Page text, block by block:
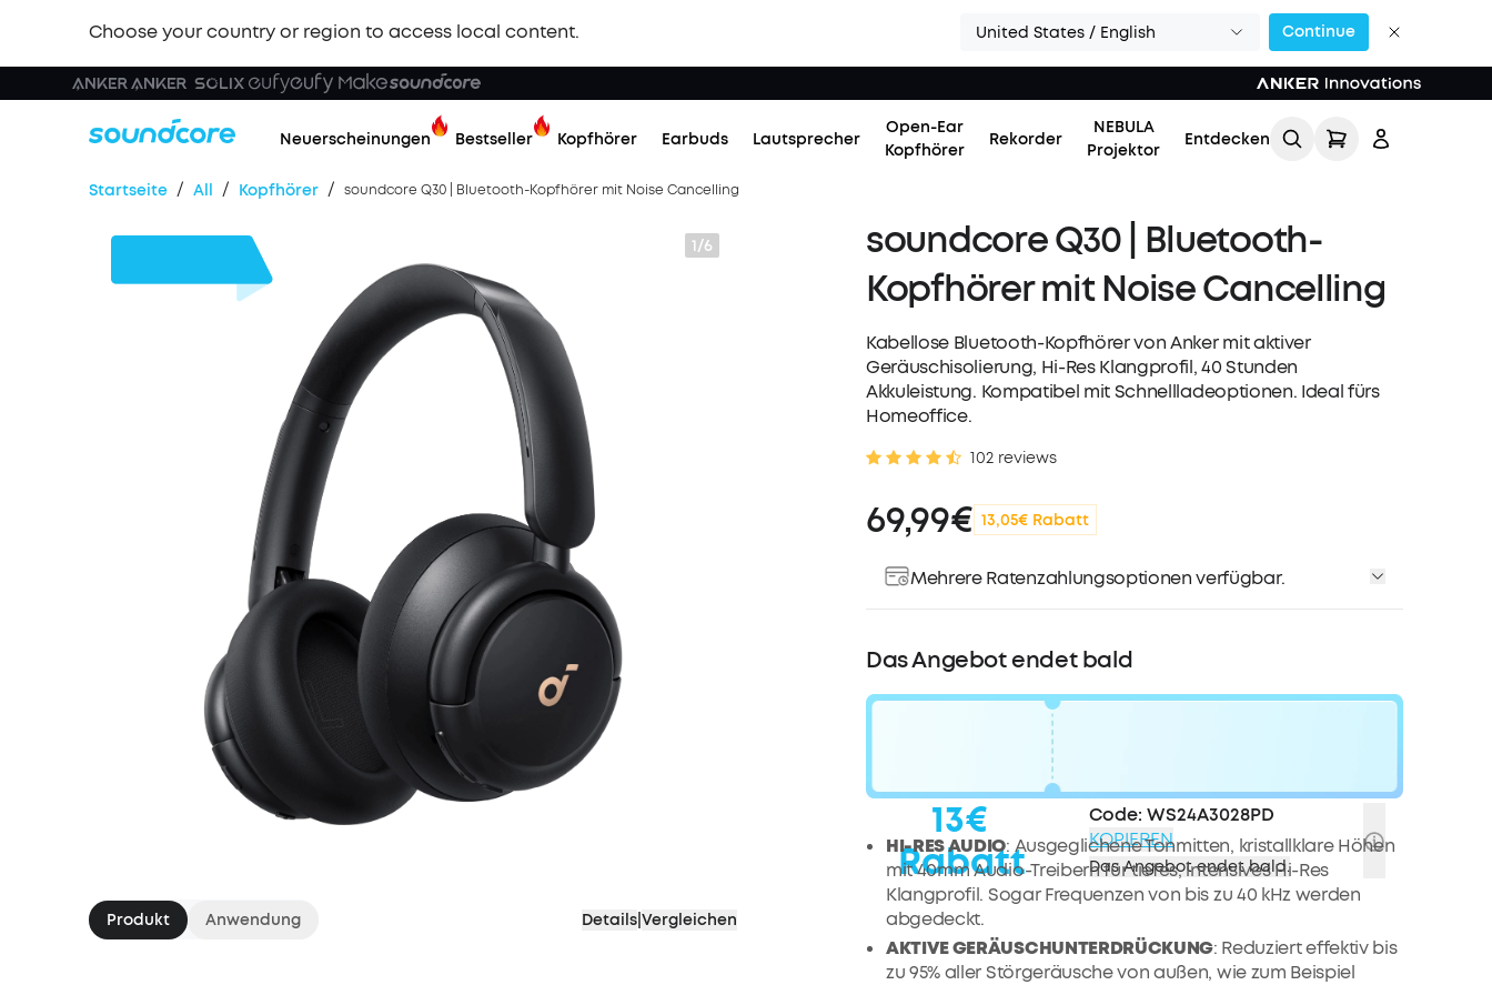
Choose your country or region to access local content. United States / English Continue
Neuerscheinungen Bestseller Kopfhörer Earbuds Lautsprecher
Open-Ear
Kopfhörer
Rekorder
NEBULA
Projektor
Entdecken
Einloggen
Startseite / All / Kopfhörer / soundcore Q30 | Bluetooth-Kopfhörer mit Noise Cancelling
1/6
Produkt Anwendung Details Vergleichen
soundcore Q30 | Bluetooth-
Kopfhörer mit Noise Cancelling
Kabellose Bluetooth-Kopfhörer von Anker mit aktiver
Geräuschisolierung, Hi-Res Klangprofil, 40 Stunden
Akkuleistung. Kompatibel mit Schnellladeoptionen. Ideal fürs
Homeoffice.
102 reviews
69,99€ 13,05€ Rabatt
Mehrere Ratenzahlungsoptionen verfügbar.
Das Angebot endet bald
13€
Rabatt
Code:WS24A3028PD
KOPIEREN
Das Angebot endet bald.
HI-RES AUDIO: Ausgeglichene Tonmitten, kristallklare Höhen
mit 40mm Audio-Treibern für tiefes, intensives Hi-Res
Klangprofil. Sogar Frequenzen von bis zu 40 kHz werden
abgedeckt.
AKTIVE GERÄUSCHUNTERDRÜCKUNG: Reduziert effektiv bis
zu 95% aller Störgeräusche von außen, wie zum Beispiel